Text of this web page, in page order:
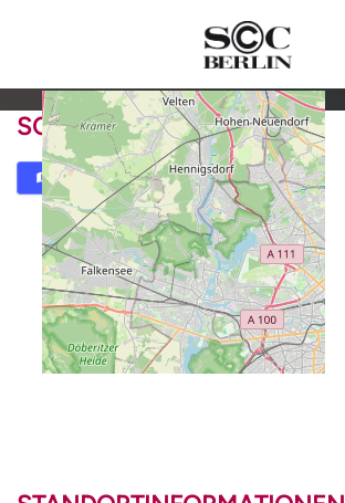
SCC-GESCHÄFTSSTELLE
Karte Routenplaner